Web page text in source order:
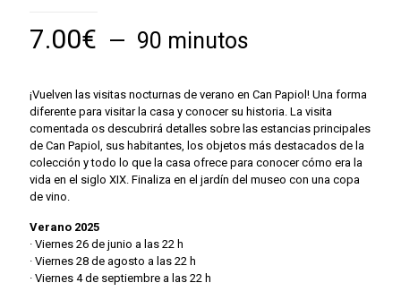
7.00€ 90 minutos
¡Vuelven las visitas nocturnas de verano en Can Papiol! Una forma
diferente para visitar la casa y conocer su historia. La visita
comentada os descubrirá detalles sobre las estancias principales
de Can Papiol, sus habitantes, los objetos más destacados de la
colección y todo lo que la casa ofrece para conocer cómo era la
vida en el siglo XIX. Finaliza en el jardín del museo con una copa
de vino.
Verano 2025
· Viernes 26 de junio a las 22 h
· Viernes 28 de agosto a las 22 h
· Viernes 4 de septiembre a las 22 h